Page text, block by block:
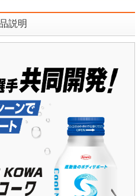
説明